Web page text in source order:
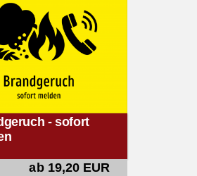
- sofort
ab 19,20 EUR